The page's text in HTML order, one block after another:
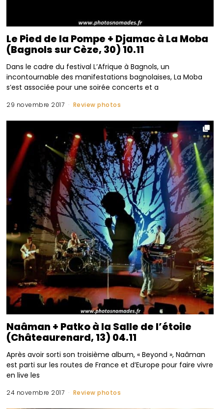
Le Pied de la Pompe + Djamac à La Moba
(Bagnols sur Cèze, 30) 10.11
Dans le cadre du festival L’Afrique à Bagnols, un
incontournable des manifestations bagnolaises, La Moba
s’est associée pour une soirée concerts et a
29 novembre 2017 Review photos
Naâman + Patko à la Salle de l’étoile
(Châteaurenard, 13) 04.11
Après avoir sorti son troisième album, « Beyond », Naâman
est parti sur les routes de France et d’Europe pour faire vivre
en live les
24 novembre 2017 Review photos